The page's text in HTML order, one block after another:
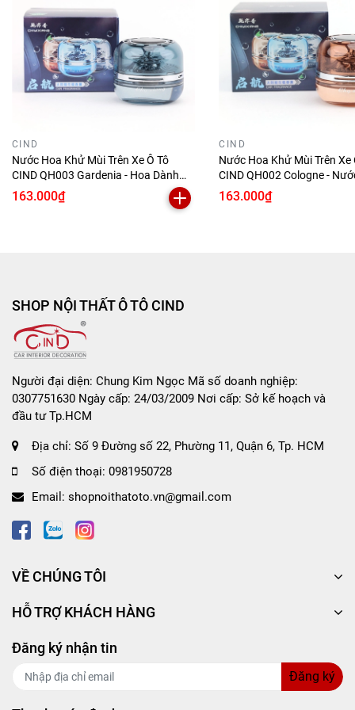
CIND
Nước Hoa Khử Mùi Trên Xe Ô Tô
CIND QH003 Gardenia - Hoa Dành
Dành 55ml Năng Lượng Mặt Trời Khử
Mùi Hiệu Quả Phù Hợp Cho Nhiều
163.000₫
CIND
Nước Hoa Khử Mùi Trên Xe
CIND QH002 Cologne -
Nam 55ml Năng Lượng
Mùi Hiệu Quả Phù Hợp
163.000₫
SHOP NỘI THẤT Ô TÔ CIND
Người đại diện: Chung Kim Ngọc Mã số doanh nghiệp:
0307751630 Ngày cấp: 24/03/2009 Nơi cấp: Sở kế hoạch và
đầu tư Tp.HCM
Địa chỉ: Số 9 Đường số 22, Phường 11, Quận 6, Tp. HCM
Số điện thoại: 0981950728
Email: shopnoithatoto.vn@gmail.com
VỀ CHÚNG TÔI
HỖ TRỢ KHÁCH HÀNG
Đăng ký nhận tin
Đăng ký